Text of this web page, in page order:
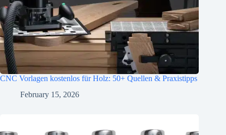
CNC Vorlagen kostenlos für Holz: 50+ Quellen & Praxistipps
February 15, 2026